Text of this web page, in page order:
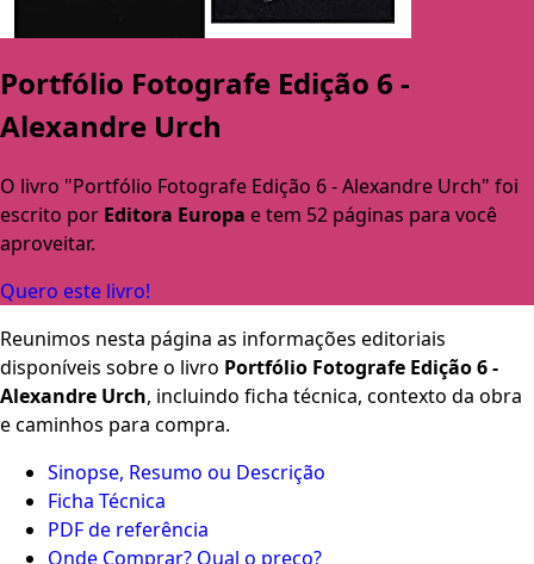
Portfólio Fotografe Edição 6 -
Alexandre Urch
O livro "Portfólio Fotografe Edição 6 - Alexandre Urch" foi
escrito por Editora Europa e tem 52 páginas para você
aproveitar.
Quero este livro!
Reunimos nesta página as informações editoriais
disponíveis sobre o livro Portfólio Fotografe Edição 6 -
Alexandre Urch, incluindo ficha técnica, contexto da obra
e caminhos para compra.
Sinopse, Resumo ou Descrição
Ficha Técnica
PDF de referência
Onde Comprar? Qual o preço?